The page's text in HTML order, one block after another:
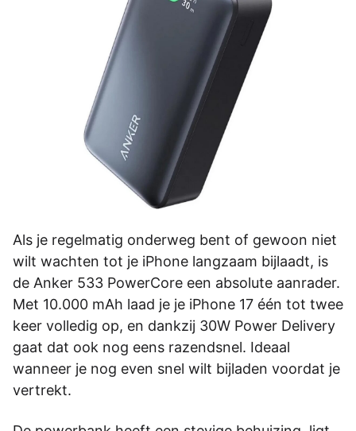
Als je regelmatig onderweg bent of gewoon niet
wilt wachten tot je iPhone langzaam bijlaadt, is
de Anker 533 PowerCore een absolute aanrader.
Met 10.000 mAh laad je je iPhone 17 één tot twee
keer volledig op, en dankzij 30W Power Delivery
gaat dat ook nog eens razendsnel. Ideaal
wanneer je nog even snel wilt bijladen voordat je
vertrekt.